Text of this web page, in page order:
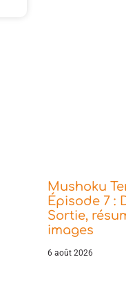
Mushoku
Épisode 7 :
Sortie,
images
6 août 2026